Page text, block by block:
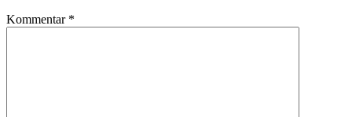
Kommentar *